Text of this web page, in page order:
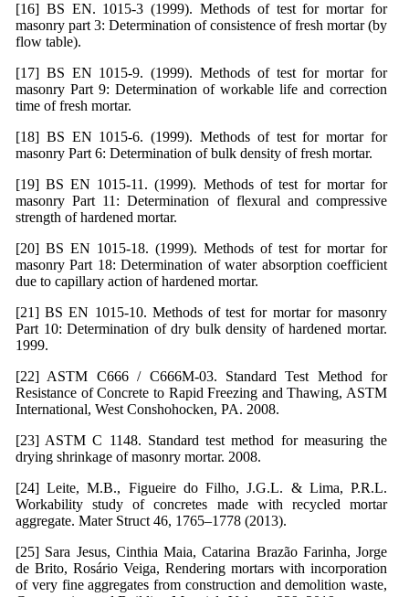
[16] BS EN. 1015-3 (1999). Methods of test for mortar for
masonry part 3: Determination of consistence of fresh mortar (by
flow table).
[17] BS EN 1015-9. (1999). Methods of test for mortar for
masonry Part 9: Determination of workable life and correction
time of fresh mortar.
[18] BS EN 1015-6. (1999). Methods of test for mortar for
masonry Part 6: Determination of bulk density of fresh mortar.
[19] BS EN 1015-11. (1999). Methods of test for mortar for
masonry Part 11: Determination of flexural and compressive
strength of hardened mortar.
[20] BS EN 1015-18. (1999). Methods of test for mortar for
masonry Part 18: Determination of water absorption coefficient
due to capillary action of hardened mortar.
[21] BS EN 1015-10. Methods of test for mortar for masonry
Part 10: Determination of dry bulk density of hardened mortar.
1999.
[22] ASTM C666 / C666M-03. Standard Test Method for
Resistance of Concrete to Rapid Freezing and Thawing, ASTM
International, West Conshohocken, PA. 2008.
[23] ASTM C 1148. Standard test method for measuring the
drying shrinkage of masonry mortar. 2008.
[24] Leite, M.B., Figueire do Filho, J.G.L. & Lima, P.R.L.
Workability study of concretes made with recycled mortar
aggregate. Mater Struct 46, 1765–1778 (2013).
[25] Sara Jesus, Cinthia Maia, Catarina Brazão Farinha, Jorge
de Brito, Rosário Veiga, Rendering mortars with incorporation
of very fine aggregates from construction and demolition waste,